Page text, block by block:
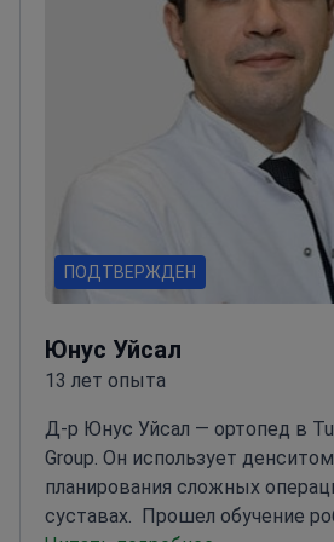
Член Международного
реконструкции суставов (США)
лечении остеоартрита и
тазобедренного сустава
ПОДТВЕРЖДЕН
Юнус Уйсал
13 лет опыта
Д-р Юнус Уйсал — ортопед в
Group. Он использует
планирования сложных
суставах. Прошел обучение